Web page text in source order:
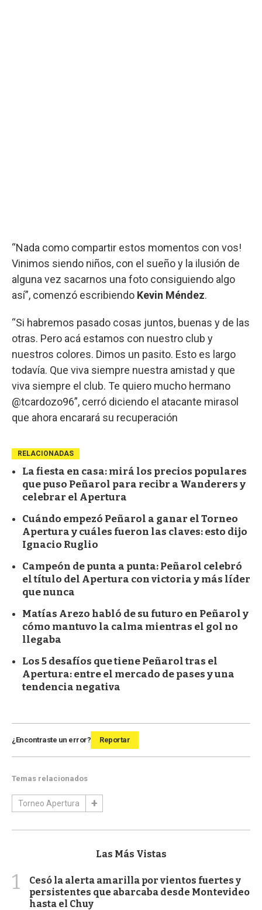
“Nada como compartir estos momentos con vos!
Vinimos siendo niños, con el sueño y la ilusión de
alguna vez sacarnos una foto consiguiendo algo
así”, comenzó escribiendo Kevin Méndez.
“Si habremos pasado cosas juntos, buenas y de las
otras. Pero acá estamos con nuestro club y
nuestros colores. Dimos un pasito. Esto es largo
todavía. Que viva siempre nuestra amistad y que
viva siempre el club. Te quiero mucho hermano
@tcardozo96”, cerró diciendo el atacante mirasol
que ahora encarará su recuperación
RELACIONADAS
La fiesta en casa: mirá los precios populares
que puso Peñarol para recibr a Wanderers y
celebrar el Apertura
Cuándo empezó Peñarol a ganar el Torneo
Apertura y cuáles fueron las claves: esto dijo
Ignacio Ruglio
Campeón de punta a punta: Peñarol celebró
el título del Apertura con victoria y más líder
que nunca
Matías Arezo habló de su futuro en Peñarol y
cómo mantuvo la calma mientras el gol no
llegaba
Los 5 desafíos que tiene Peñarol tras el
Apertura: entre el mercado de pases y una
tendencia negativa
¿Encontraste un error? Reportar
Temas relacionados
Torneo Apertura
Las Más Vistas
1
Cesó la alerta amarilla por vientos fuertes y
persistentes que abarcaba desde Montevideo
hasta el Chuy